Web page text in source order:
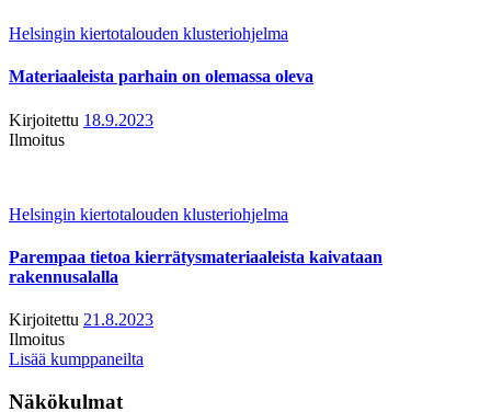
Helsingin kiertotalouden klusteriohjelma
Materiaaleista parhain on olemassa oleva
Kirjoitettu 18.9.2023
Ilmoitus
Helsingin kiertotalouden klusteriohjelma
Parempaa tietoa kierrätysmateriaaleista kaivataan
rakennusalalla
Kirjoitettu 21.8.2023
Ilmoitus
Lisää kumppaneilta
Näkökulmat